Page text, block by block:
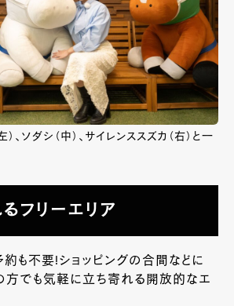
、ソダシ（中）、サイレンススズカ（右）と一
フリーエリア
も不要!ショッピングの合間などに
方でも気軽に立ち寄れる開放的なエ